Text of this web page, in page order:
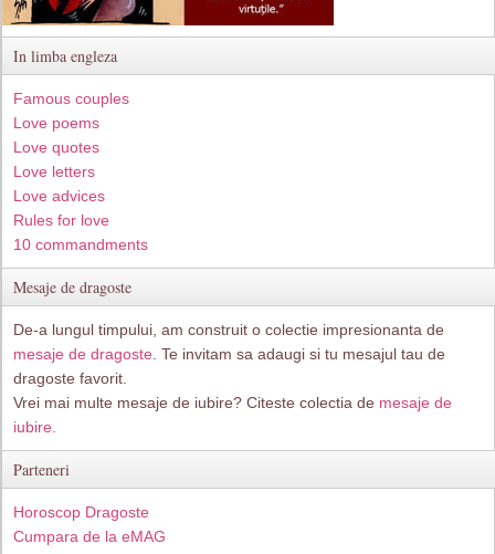
In limba engleza
Famous couples
Love poems
Love quotes
Love letters
Love advices
Rules for love
10 commandments
Mesaje de dragoste
De-a lungul timpului, am construit o colectie impresionanta de
mesaje de dragoste . Te invitam sa adaugi si tu mesajul tau de
dragoste favorit.
Vrei mai multe mesaje de iubire? Citeste colectia de mesaje de
iubire.
Parteneri
Horoscop Dragoste
Cumpara de la eMAG